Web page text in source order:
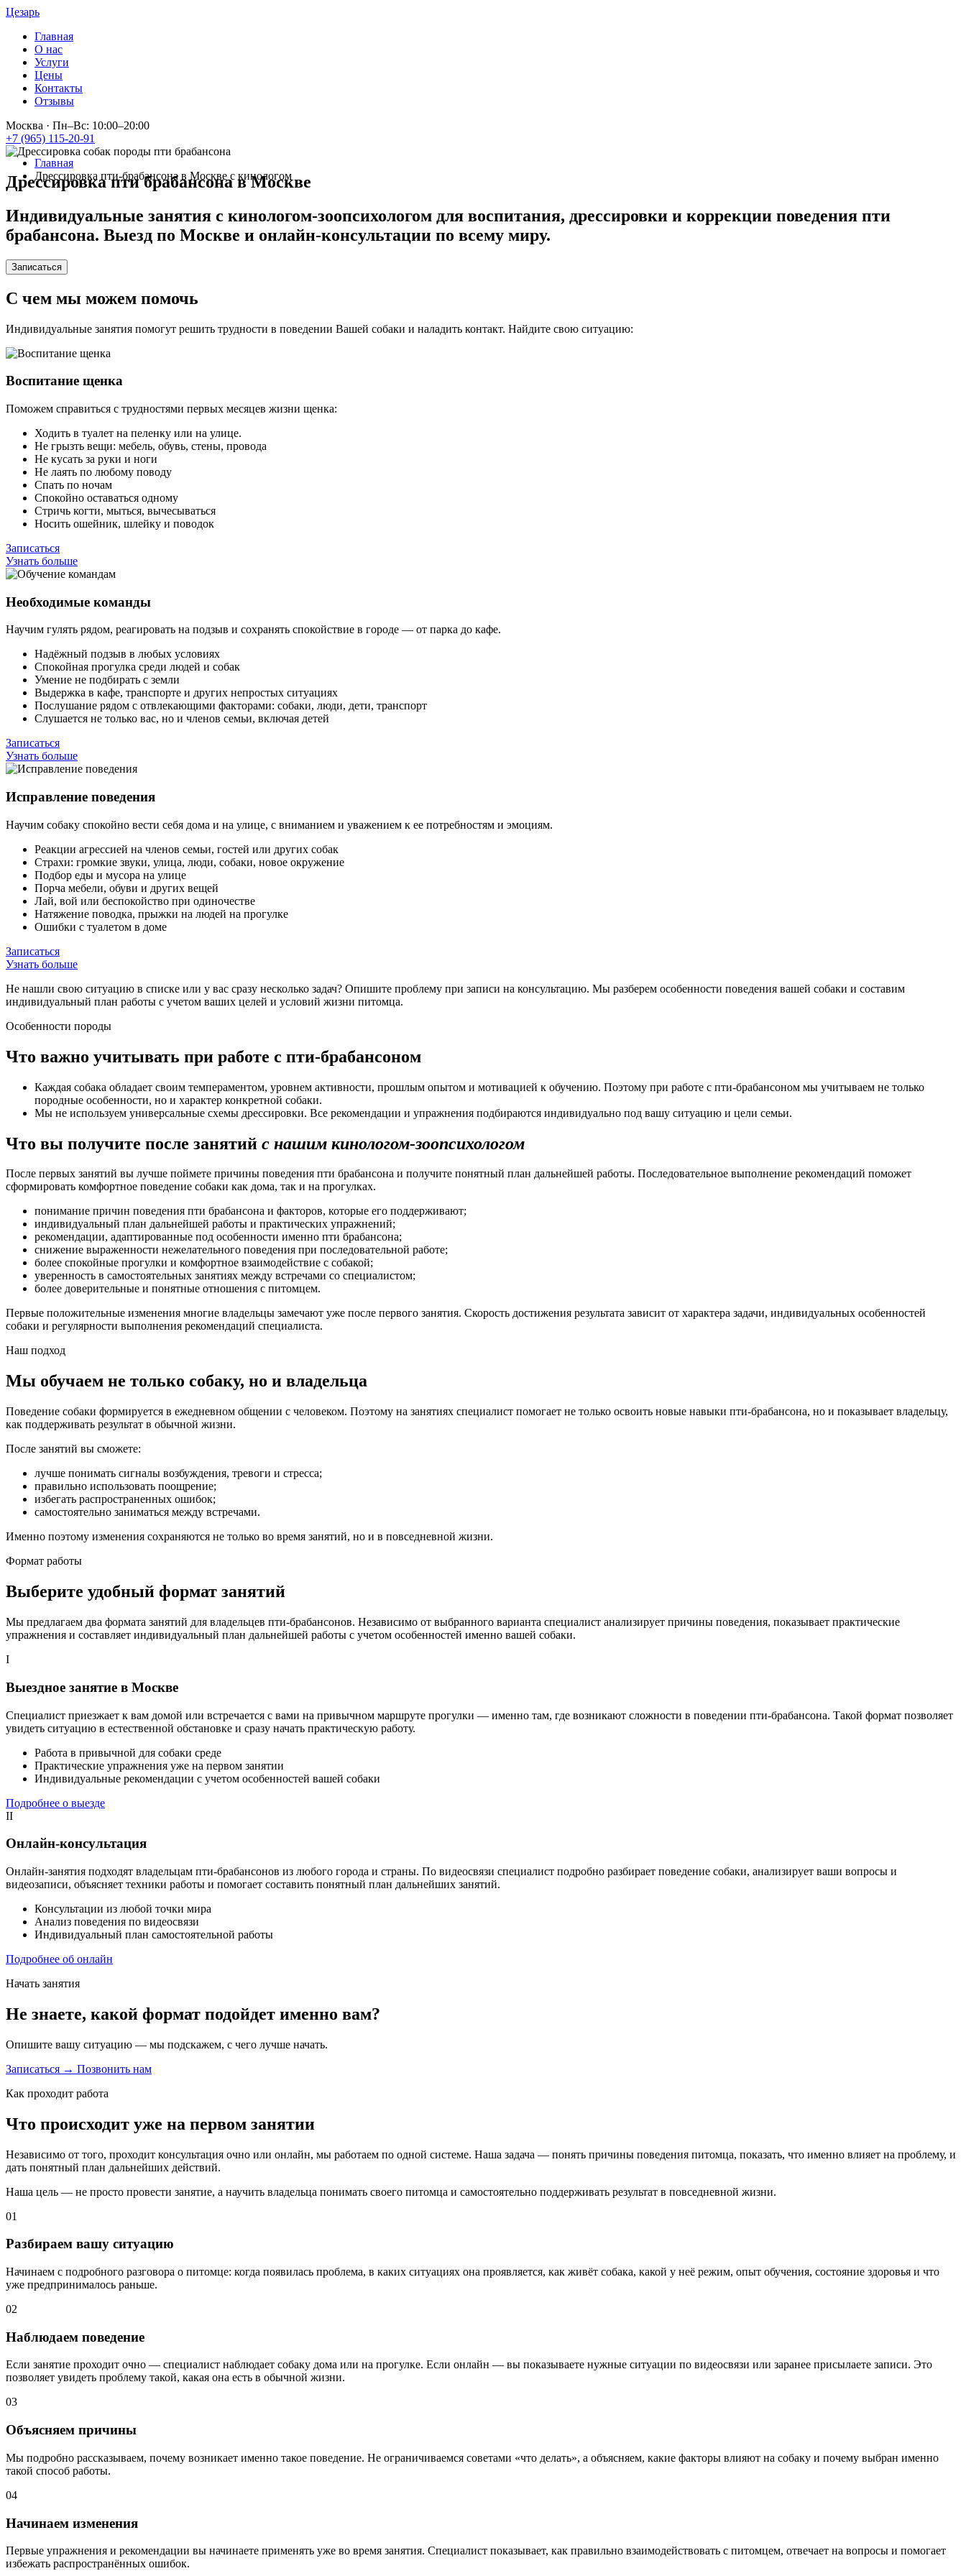
Цезарь
Главная
О нас
Услуги
Цены
Контакты
Отзывы
Москва · Пн–Вс: 10:00–20:00
+7 (965) 115-20-91
Главная
Дрессировка пти-брабансона в Москве с кинологом
Дрессировка пти брабансона в Москве
Индивидуальные занятия с кинологом-зоопсихологом для воспитания, дрессировки и коррекции поведения пти
брабансона. Выезд по Москве и онлайн-консультации по всему миру.
Записаться
С чем мы можем помочь
Индивидуальные занятия помогут решить трудности в поведении Вашей собаки и наладить контакт. Найдите свою ситуацию:
Воспитание щенка
Поможем справиться с трудностями первых месяцев жизни щенка:
Ходить в туалет на пеленку или на улице.
Не грызть вещи: мебель, обувь, стены, провода
Не кусать за руки и ноги
Не лаять по любому поводу
Спать по ночам
Спокойно оставаться одному
Стричь когти, мыться, вычесываться
Носить ошейник, шлейку и поводок
Записаться
Узнать больше
Необходимые команды
Научим гулять рядом, реагировать на подзыв и сохранять спокойствие в городе — от парка до кафе.
Надёжный подзыв в любых условиях
Спокойная прогулка среди людей и собак
Умение не подбирать с земли
Выдержка в кафе, транспорте и других непростых ситуациях
Послушание рядом с отвлекающими факторами: собаки, люди, дети, транспорт
Слушается не только вас, но и членов семьи, включая детей
Записаться
Узнать больше
Исправление поведения
Научим собаку спокойно вести себя дома и на улице, с вниманием и уважением к ее потребностям и эмоциям.
Реакции агрессией на членов семьи, гостей или других собак
Страхи: громкие звуки, улица, люди, собаки, новое окружение
Подбор еды и мусора на улице
Порча мебели, обуви и других вещей
Лай, вой или беспокойство при одиночестве
Натяжение поводка, прыжки на людей на прогулке
Ошибки с туалетом в доме
Записаться
Узнать больше
Не нашли свою ситуацию в списке или у вас сразу несколько задач? Опишите проблему при записи на консультацию. Мы разберем особенности поведения вашей собаки и составим
индивидуальный план работы с учетом ваших целей и условий жизни питомца.
Особенности породы
Что важно учитывать при работе с пти-брабансоном
Каждая собака обладает своим темпераментом, уровнем активности, прошлым опытом и мотивацией к обучению. Поэтому при работе с пти-брабансоном мы учитываем не только
породные особенности, но и характер конкретной собаки.
Мы не используем универсальные схемы дрессировки. Все рекомендации и упражнения подбираются индивидуально под вашу ситуацию и цели семьи.
Что вы получите после занятий с нашим кинологом-зоопсихологом
После первых занятий вы лучше поймете причины поведения пти брабансона и получите понятный план дальнейшей работы. Последовательное выполнение рекомендаций поможет
сформировать комфортное поведение собаки как дома, так и на прогулках.
понимание причин поведения пти брабансона и факторов, которые его поддерживают;
индивидуальный план дальнейшей работы и практических упражнений;
рекомендации, адаптированные под особенности именно пти брабансона;
снижение выраженности нежелательного поведения при последовательной работе;
более спокойные прогулки и комфортное взаимодействие с собакой;
уверенность в самостоятельных занятиях между встречами со специалистом;
более доверительные и понятные отношения с питомцем.
Первые положительные изменения многие владельцы замечают уже после первого занятия. Скорость достижения результата зависит от характера задачи, индивидуальных особенностей
собаки и регулярности выполнения рекомендаций специалиста.
Наш подход
Мы обучаем не только собаку, но и владельца
Поведение собаки формируется в ежедневном общении с человеком. Поэтому на занятиях специалист помогает не только освоить новые навыки пти-брабансона, но и показывает владельцу,
как поддерживать результат в обычной жизни.
После занятий вы сможете:
лучше понимать сигналы возбуждения, тревоги и стресса;
правильно использовать поощрение;
избегать распространенных ошибок;
самостоятельно заниматься между встречами.
Именно поэтому изменения сохраняются не только во время занятий, но и в повседневной жизни.
Формат работы
Выберите удобный формат занятий
Мы предлагаем два формата занятий для владельцев пти-брабансонов. Независимо от выбранного варианта специалист анализирует причины поведения, показывает практические
упражнения и составляет индивидуальный план дальнейшей работы с учетом особенностей именно вашей собаки.
I
Выездное занятие в Москве
Специалист приезжает к вам домой или встречается с вами на привычном маршруте прогулки — именно там, где возникают сложности в поведении пти-брабансона. Такой формат позволяет
увидеть ситуацию в естественной обстановке и сразу начать практическую работу.
Работа в привычной для собаки среде
Практические упражнения уже на первом занятии
Индивидуальные рекомендации с учетом особенностей вашей собаки
Подробнее о выезде
II
Онлайн-консультация
Онлайн-занятия подходят владельцам пти-брабансонов из любого города и страны. По видеосвязи специалист подробно разбирает поведение собаки, анализирует ваши вопросы и
видеозаписи, объясняет техники работы и помогает составить понятный план дальнейших занятий.
Консультации из любой точки мира
Анализ поведения по видеосвязи
Индивидуальный план самостоятельной работы
Подробнее об онлайн
Начать занятия
Не знаете, какой формат подойдет именно вам?
Опишите вашу ситуацию — мы подскажем, с чего лучше начать.
Записаться → Позвонить нам
Как проходит работа
Что происходит уже на первом занятии
Независимо от того, проходит консультация очно или онлайн, мы работаем по одной системе. Наша задача — понять причины поведения питомца, показать, что именно влияет на проблему, и
дать понятный план дальнейших действий.
Наша цель — не просто провести занятие, а научить владельца понимать своего питомца и самостоятельно поддерживать результат в повседневной жизни.
01
Разбираем вашу ситуацию
Начинаем с подробного разговора о питомце: когда появилась проблема, в каких ситуациях она проявляется, как живёт собака, какой у неё режим, опыт обучения, состояние здоровья и что
уже предпринималось раньше.
02
Наблюдаем поведение
Если занятие проходит очно — специалист наблюдает собаку дома или на прогулке. Если онлайн — вы показываете нужные ситуации по видеосвязи или заранее присылаете записи. Это
позволяет увидеть проблему такой, какая она есть в обычной жизни.
03
Объясняем причины
Мы подробно рассказываем, почему возникает именно такое поведение. Не ограничиваемся советами «что делать», а объясняем, какие факторы влияют на собаку и почему выбран именно
такой способ работы.
04
Начинаем изменения
Первые упражнения и рекомендации вы начинаете применять уже во время занятия. Специалист показывает, как правильно взаимодействовать с питомцем, отвечает на вопросы и помогает
избежать распространённых ошибок.